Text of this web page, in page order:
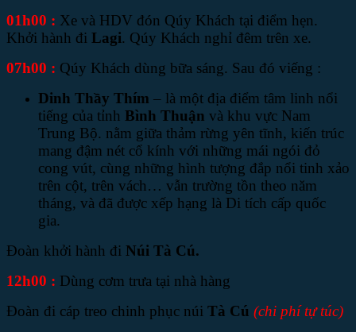
01h00 : Xe và HDV đón Qúy Khách tại điểm hẹn.
Khởi hành đi Lagi. Qúy Khách nghỉ đêm trên xe.
07h00 : Qúy Khách dùng bữa sáng. Sau đó viếng :
Dinh Thầy Thím – là một địa điểm tâm linh nổi
tiếng của tỉnh Bình Thuận và khu vực Nam
Trung Bộ. nằm giữa thảm rừng yên tĩnh, kiến trúc
mang đậm nét cổ kính với những mái ngói đỏ
cong vút, cùng những hình tượng đắp nổi tinh xảo
trên cột, trên vách… vẫn trường tồn theo năm
tháng, và đã được xếp hạng là Di tích cấp quốc
gia.
Đoàn khởi hành đi Núi Tà Cú.
12h00 : Dùng cơm trưa tại nhà hàng
Đoàn đi cáp treo chinh phục núi Tà Cú (chi phí tự túc)